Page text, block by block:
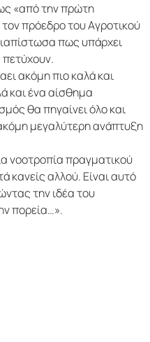
«από την πρώτη
πρόεδρο του Αγροτικού
πως υπάρχει
πετύχουν.
ακόμη πιο καλά και
και ένα αίσθημα
θα πηγαίνει όλο και
μεγαλύτερη ανάπτυξη
νοοτροπία πραγματικού
κανείς αλλού. Είναι αυτό
την ιδέα του
πορεία…».